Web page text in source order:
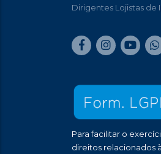
Dirigentes Lojistas de
Para facilitar o
direitos relacionados